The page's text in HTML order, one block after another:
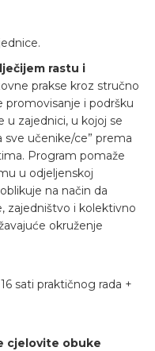
rastu i
prakse kroz stručno
promovisanje i podršku
u zajednici, u kojoj se
sve učenike/ce” prema
Program pomaže
u odjeljenskoj
na način da
zajedništvo i kolektivno
okruženje
sati praktičnog rada +
cjelovite obuke